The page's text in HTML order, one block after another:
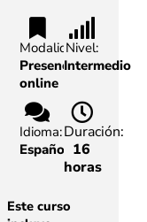
Modalidad:
Presencial,
online
Nivel:
Intermedio
Idioma:
Español
Duración:
16
horas
Este curso